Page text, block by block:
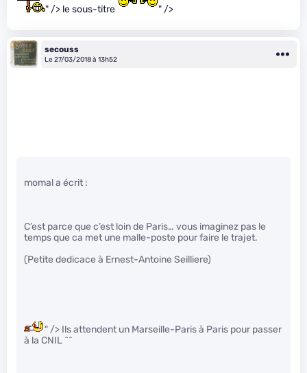
" /> le sous-titre " />
secouss
Le 27/03/2018 à 13h52
momal a écrit :
C’est parce que c’est loin de Paris… vous imaginez pas le
temps que ca met une malle-poste pour faire le trajet.
(Petite dedicace à Ernest-Antoine Seilliere)
" /> Ils attendent un Marseille-Paris à Paris pour passer
à la CNIL ^^